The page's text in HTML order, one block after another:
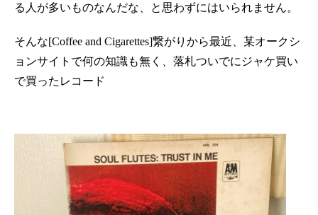
る人が多いものなんだな、と思わずにはいられません。
そんな[Coffee and Cigarettes]繋がりから最近、某オークシ
ョンサイトで何の知識も無く、落札ついでにジャケ買い
で買ったレコード